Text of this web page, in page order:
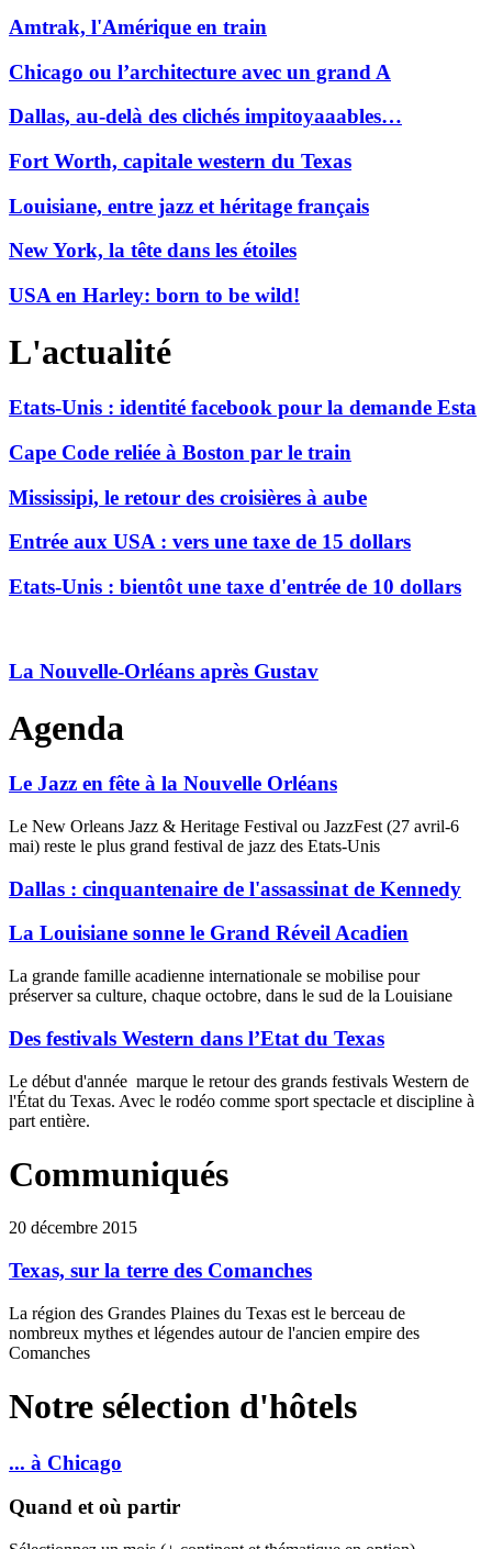
Amtrak, l'Amérique en train
Chicago ou l’architecture avec un grand A
Dallas, au-delà des clichés impitoyaaables…
Fort Worth, capitale western du Texas
Louisiane, entre jazz et héritage français
New York, la tête dans les étoiles
USA en Harley: born to be wild!
L'actualité
Etats-Unis : identité facebook pour la demande Esta
Cape Code reliée à Boston par le train
Mississipi, le retour des croisières à aube
Entrée aux USA : vers une taxe de 15 dollars
Etats-Unis : bientôt une taxe d'entrée de 10 dollars
La Nouvelle-Orléans après Gustav
Agenda
Le Jazz en fête à la Nouvelle Orléans
Le New Orleans Jazz & Heritage Festival ou JazzFest (27 avril-6
mai) reste le plus grand festival de jazz des Etats-Unis
Dallas : cinquantenaire de l'assassinat de Kennedy
La Louisiane sonne le Grand Réveil Acadien
La grande famille acadienne internationale se mobilise pour
préserver sa culture, chaque octobre, dans le sud de la Louisiane
Des festivals Western dans l’Etat du Texas
Le début d'année marque le retour des grands festivals Western de
l'État du Texas. Avec le rodéo comme sport spectacle et discipline à
part entière.
Communiqués
20 décembre 2015
Texas, sur la terre des Comanches
La région des Grandes Plaines du Texas est le berceau de
nombreux mythes et légendes autour de l'ancien empire des
Comanches
Notre sélection d'hôtels
... à Chicago
Quand et où partir